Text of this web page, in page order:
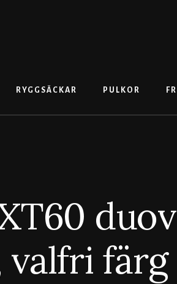
RYGGSÄCKAR PULKOR
valfri färg